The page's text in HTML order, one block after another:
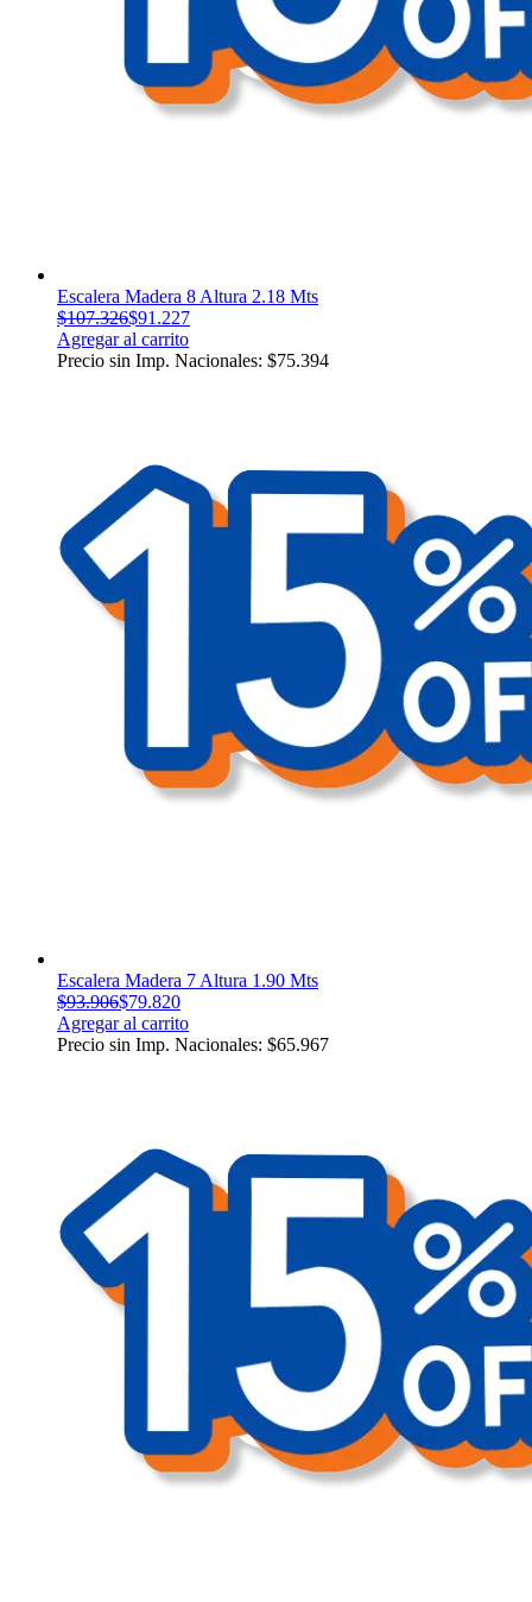
Escalera Madera 8 Altura 2.18 Mts
$107.326$91.227
Agregar al carrito
Precio sin Imp. Nacionales: $75.394
Escalera Madera 7 Altura 1.90 Mts
$93.906$79.820
Agregar al carrito
Precio sin Imp. Nacionales: $65.967